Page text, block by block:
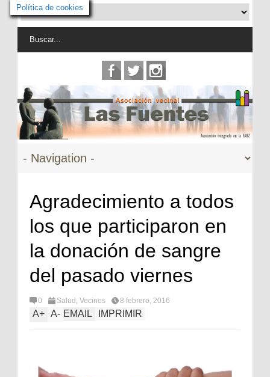
Agradecimiento a todos
los que participaron en
la donación de sangre
del pasado viernes
0 Salud , Vecinos 8 febrero, 2016
A+ A- EMAIL IMPRIMIR
Política de cookies